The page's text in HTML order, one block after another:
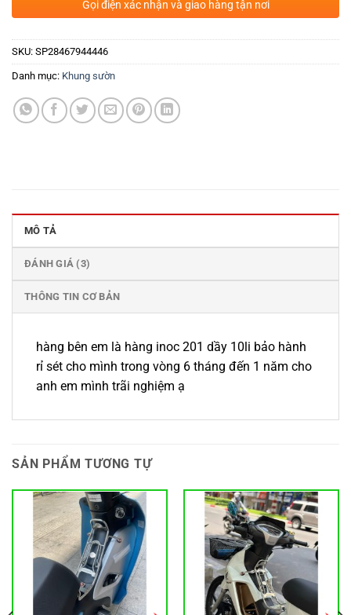
Gọi điện xác nhận và giao hàng tận nơi
SKU: SP28467944446
Danh mục: Khung sườn
MÔ TẢ
ĐÁNH GIÁ (3)
THÔNG TIN CƠ BẢN
hàng bên em là hàng inoc 201 dầy 10li bảo hành
rỉ sét cho mình trong vòng 6 tháng đến 1 năm cho
anh em mình trãi nghiệm ạ
SẢN PHẨM TƯƠNG TỰ